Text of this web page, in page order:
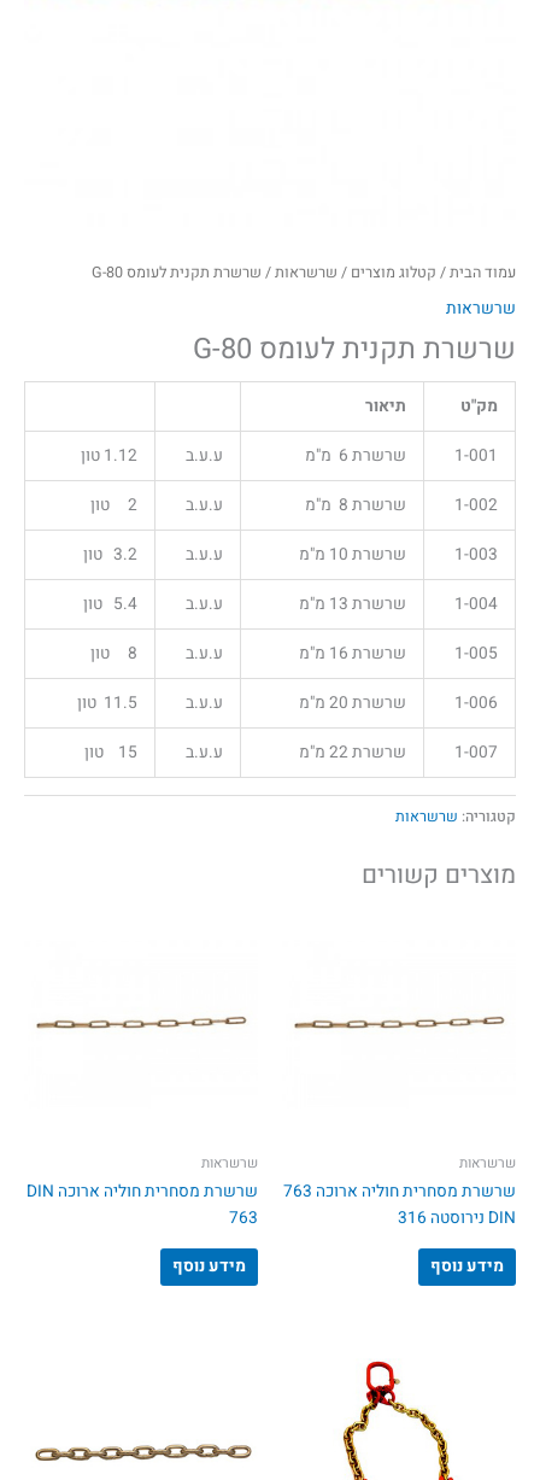
עמוד הבית/ קטלוג מוצרים / שרשראות/ שרשרת תקנית לעומס G-80
שרשראות
שרשרת תקנית לעומס G-80
מק"ט תיאור
1-001 שרשרת 6 מ"מ ע.ע.ב 1.12 טון
1-002 שרשרת 8 מ"מ ע.ע.ב 2 טון
1-003 שרשרת 10 מ"מ ע.ע.ב 3.2 טון
1-004 שרשרת 13 מ"מ ע.ע.ב 5.4 טון
1-005 שרשרת 16 מ"מ ע.ע.ב 8 טון
1-006 שרשרת 20 מ"מ ע.ע.ב 11.5 טון
1-007 שרשרת 22 מ"מ ע.ע.ב 15 טון
קטגוריה: שרשראות
מוצרים קשורים
שרשראות
שרשרת מסחרית חוליה ארוכה 763
DIN נירוסטה 316
מידע נוסף
שרשראות
שרשרת מסחרית חוליה ארוכה DIN
763
מידע נוסף